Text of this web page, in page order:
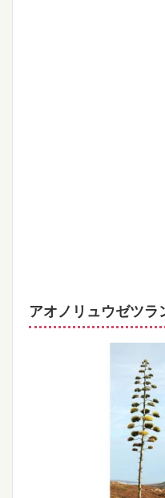
アオノリュウゼツラ